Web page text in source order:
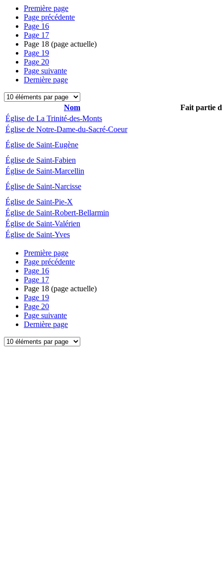
Première page
Page précédente
Page 16
Page 17
Page 18 (page actuelle)
Page 19
Page 20
Page suivante
Dernière page
Nom
Fait partie
Église de La Trinité-des-Monts
Église de Notre-Dame-du-Sacré-Coeur
Église de Saint-Eugène
Église de Saint-Fabien
Église de Saint-Marcellin
Église de Saint-Narcisse
Église de Saint-Pie-X
Église de Saint-Robert-Bellarmin
Église de Saint-Valérien
Église de Saint-Yves
Première page
Page précédente
Page 16
Page 17
Page 18 (page actuelle)
Page 19
Page 20
Page suivante
Dernière page